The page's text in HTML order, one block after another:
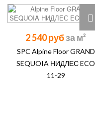
2 540 руб
SPC Alpine Floor GRAND
SEQUOIA НИДЛЕС ECO
11-29